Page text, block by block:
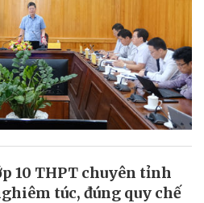
10 THPT chuyên tỉnh
túc, đúng quy chế